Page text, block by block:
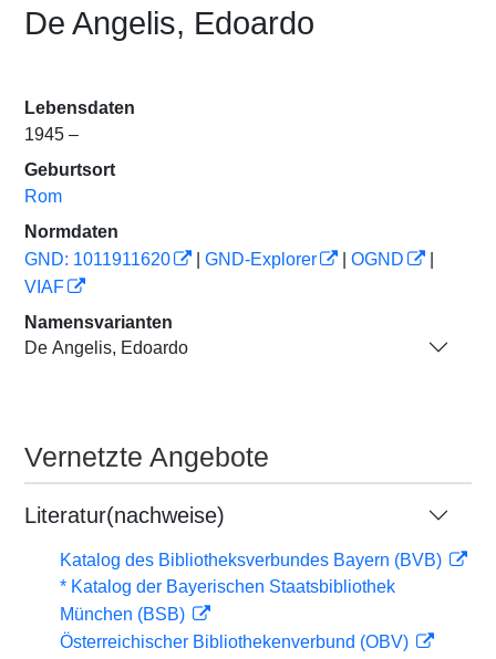
De Angelis, Edoardo
Lebensdaten
1945 –
Geburtsort
Rom
Normdaten
GND: 1011911620
GND-Explorer OGND
VIAF
Namensvarianten
De Angelis, Edoardo
Vernetzte Angebote
Literatur(nachweise)
Katalog des Bibliotheksverbundes Bayern (BVB)
* Katalog der Bayerischen Staatsbibliothek
München (BSB)
Österreichischer Bibliothekenverbund (OBV)